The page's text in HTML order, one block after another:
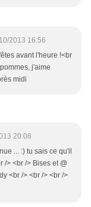
2013 16:56
avant l'heure !<br
j'aime
midi
20:08
... :) tu sais ce qu'il
/> <br /> Bises et @
<br /> <br /> <br />